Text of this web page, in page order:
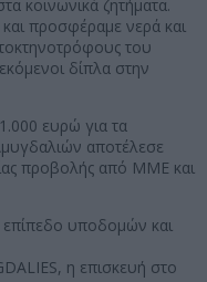
κοινωνικά ζητήματα.
προσφέραμε νερά και
του
δίπλα στην
ευρώ για τα
αποτέλεσε
προβολής από ΜΜΕ και
επίπεδο υποδομών και
η επισκευή στο